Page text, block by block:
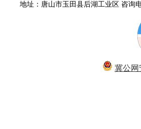
地址：唐山市玉田县后湖工业区 咨询
冀公网